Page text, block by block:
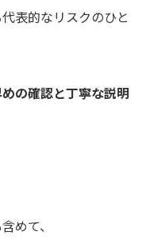
表的なリスクのひと
の確認と丁寧な説明
めて、